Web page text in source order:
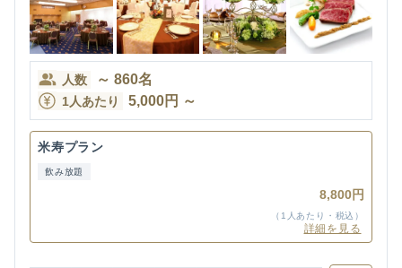
人数 ～ 860名
1人あたり 5,000円 ～
米寿プラン
飲み放題
8,800円
（1人あたり・税込）
詳細を見る